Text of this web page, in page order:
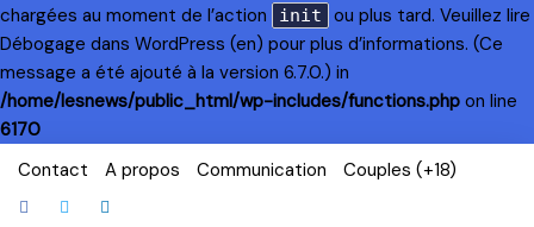
chargées au moment de l’action
init
ou plus tard. Veuillez lire
Débogage dans WordPress (en) pour plus d’informations. (Ce
message a été ajouté à la version 6.7.0.) in
/home/lesnews/public_html/wp-includes/functions.php on line
6170
Skip
content
Contact A propos Communication Couples (+18)